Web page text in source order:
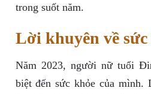
trong suốt năm.
Lời khuyên về sức
Năm 2023, người nữ tuổi
biệt đến sức khỏe của